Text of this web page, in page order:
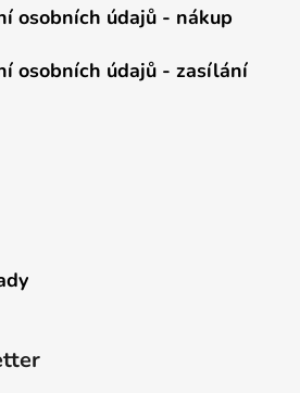
osobních údajů - nákup
osobních údajů - zasílání